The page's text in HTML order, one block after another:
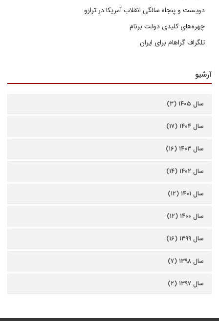
دویست و پنجاه سالگی انقلاب آمریکا در ترازو
چهره‌های کلیدی دولت برنام
تلگراف گراهام برای ایران
آرشیو
سال ۱۴۰۵ (۳)
سال ۱۴۰۴ (۱۷)
سال ۱۴۰۳ (۱۶)
سال ۱۴۰۲ (۱۴)
سال ۱۴۰۱ (۱۲)
سال ۱۴۰۰ (۱۲)
سال ۱۳۹۹ (۱۶)
سال ۱۳۹۸ (۷)
سال ۱۳۹۷ (۲)